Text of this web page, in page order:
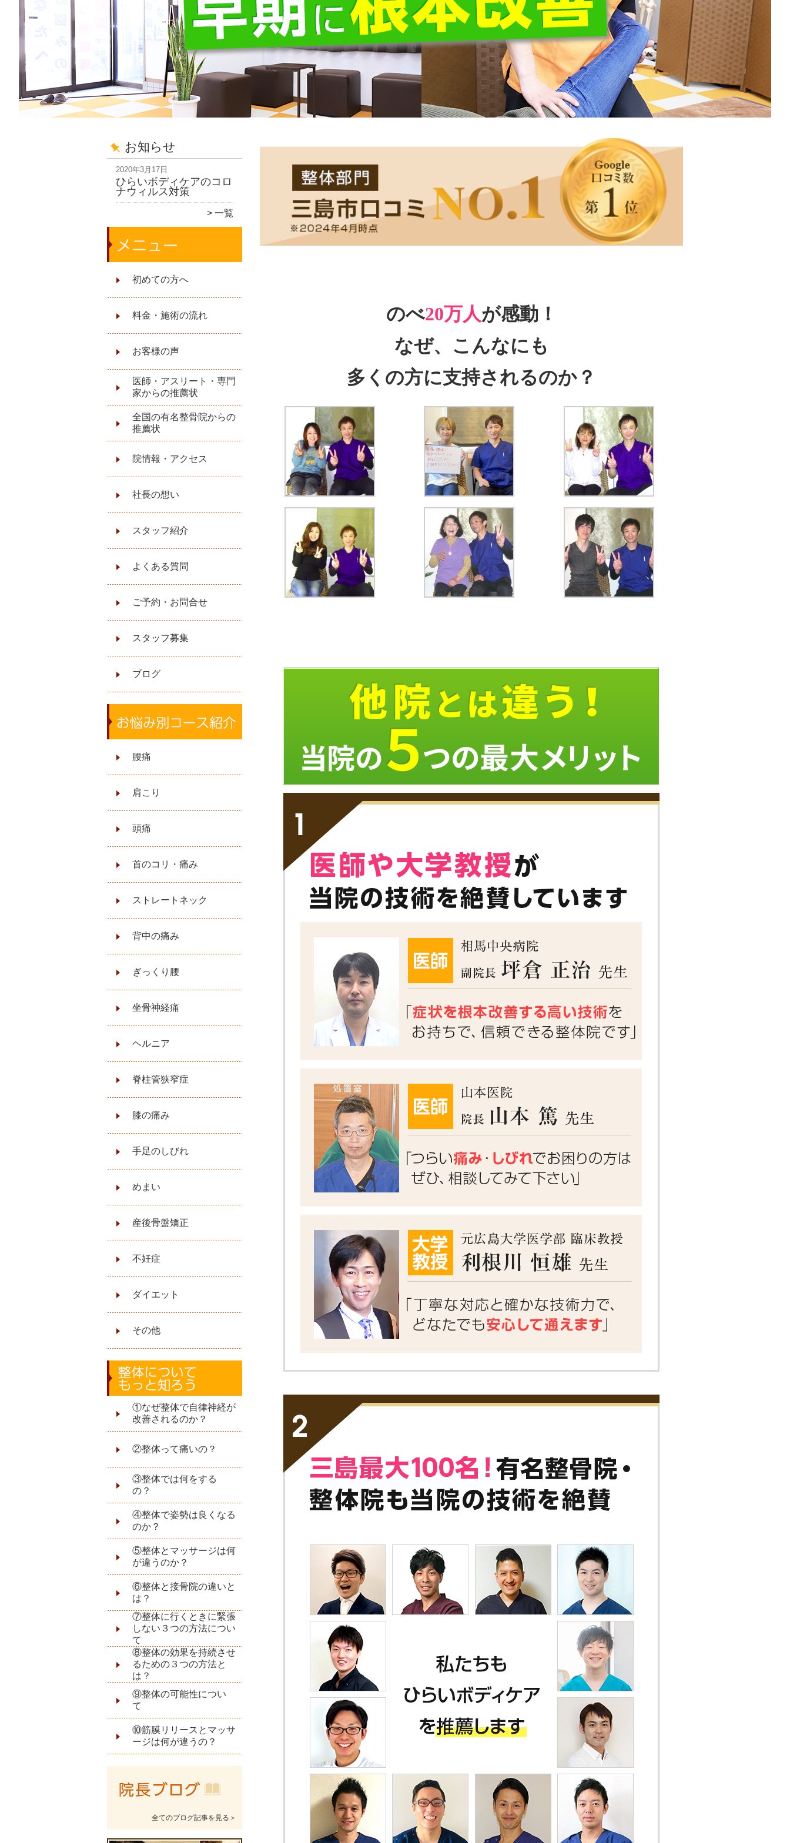
お知らせ
2020年3月17日
ひらいボディケアのコロ
ナウィルス対策
一覧
初めての方へ
料金・施術の流れ
お客様の声
医師・アスリート・専門
家からの推薦状
全国の有名整骨院からの
推薦状
院情報・アクセス
社長の想い
スタッフ紹介
よくある質問
ご予約・お問合せ
スタッフ募集
ブログ
腰痛
肩こり
頭痛
首のコリ・痛み
ストレートネック
背中の痛み
ぎっくり腰
坐骨神経痛
ヘルニア
脊柱管狭窄症
膝の痛み
手足のしびれ
めまい
産後骨盤矯正
不妊症
ダイエット
その他
①なぜ整体で自律神経が
改善されるのか？
②整体って痛いの？
③整体では何をする
の？
④整体で姿勢は良くなる
のか？
⑤整体とマッサージは何
が違うのか？
⑥整体と接骨院の違いと
は？
⑦整体に行くときに緊張
しない３つの方法につい
て
⑧整体の効果を持続させ
るための３つの方法と
は？
⑨整体の可能性につい
て
⑩筋膜リリースとマッサ
ージは何が違うの？
全てのブログ記事を見る＞
のべ20万人が感動！
なぜ、こんなにも
多くの方に支持されるのか？